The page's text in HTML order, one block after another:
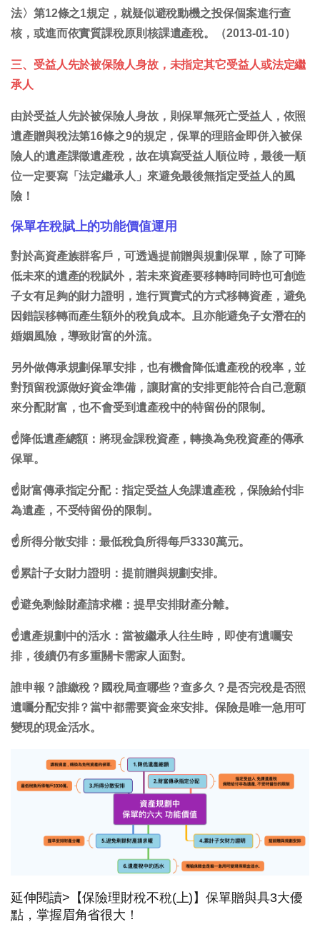
法〉第12條之1規定，就疑似避稅動機之投保個案進行查
核，或進而依實質課稅原則核課遺產稅。（2013-01-10）
三、受益人先於被保險人身故，未指定其它受益人或法定繼
承人
由於受益人先於被保險人身故，則保單無死亡受益人，依照
遺產贈與稅法第16條之9的規定，保單的理賠金即併入被保
險人的遺產課徵遺產稅，故在填寫受益人順位時，最後一順
位一定要寫「法定繼承人」來避免最後無指定受益人的風
險！
保單在稅賦上的功能價值運用
對於高資產族群客戶，可透過提前贈與規劃保單，除了可降
低未來的遺產的稅賦外，若未來資產要移轉時同時也可創造
子女有足夠的財力證明，進行買賣式的方式移轉資產，避免
因錯誤移轉而產生額外的稅負成本。且亦能避免子女潛在的
婚姻風險，導致財富的外流。
另外做傳承規劃保單安排，也有機會降低遺產稅的稅率，並
對預留稅源做好資金準備，讓財富的安排更能符合自己意願
來分配財富，也不會受到遺產稅中的特留份的限制。
☝降低遺產總額：將現金課稅資產，轉換為免稅資產的傳承
保單。
☝財富傳承指定分配：指定受益人免課遺產稅，保險給付非
為遺產，不受特留份的限制。
☝所得分散安排：最低稅負所得每戶3330萬元。
☝累計子女財力證明：提前贈與規劃安排。
☝避免剩餘財產請求權：提早安排財產分離。
☝遺產規劃中的活水：當被繼承人往生時，即使有遺囑安
排，後續仍有多重關卡需家人面對。
誰申報？誰繳稅？國稅局查哪些？查多久？是否完稅是否照
遺囑分配安排？當中都需要資金來安排。保險是唯一急用可
變現的現金活水。
延伸閱讀>【保險理財稅不稅(上)】保單贈與具3大優
點，掌握眉角省很大！